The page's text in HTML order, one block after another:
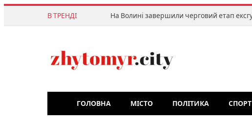
В ТРЕНДІ
ГОЛОВНА МІСТО ПОЛІТИКА СПОРТ